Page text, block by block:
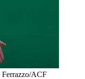
ACF